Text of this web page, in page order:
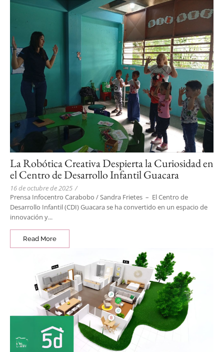
La Robótica Creativa Despierta la Curiosidad en
el Centro de Desarrollo Infantil Guacara
16 de octubre de 2025 /
Prensa Infocentro Carabobo / Sandra Frietes – El Centro de
Desarrollo Infantil (CDI) Guacara se ha convertido en un espacio de
innovación y...
Read More